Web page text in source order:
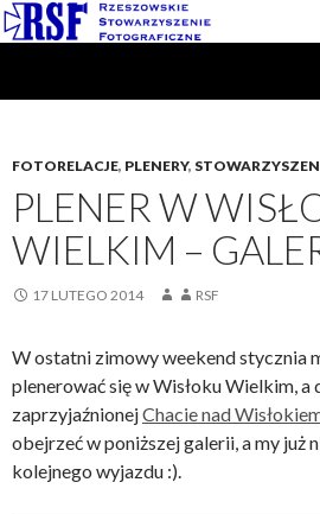
FOTORELACJE, PLENERY,
PLENER W
WIELKIM –
17 LUTEGO 2014 RSF
W ostatni zimowy weekend stycznia
plenerować się w Wisłoku Wielkim, a
zaprzyjaźnionejChacie nad
obejrzeć w poniższej galerii, a my już
kolejnego wyjazdu :).